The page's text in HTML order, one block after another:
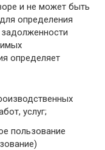
и не может быть
определения
определяет
услуг;
пользование